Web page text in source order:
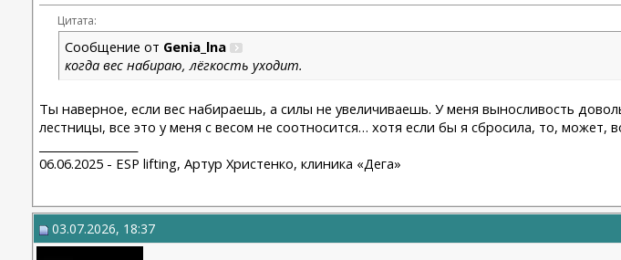
Цитата:
Сообщение от Genia_lna
когда вес набираю, лёгкость уходит.
Ты наверное, если вес набираешь, а силы не увеличиваешь. У меня выносливость
лестницы, все это у меня с весом не соотносится… хотя если бы я сбросила, то, может,
06.06.2025 - ESP lifting, Артур Христенко, клиника «Дега»
03.07.2026, 18:37